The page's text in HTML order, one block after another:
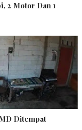
2 Motor Dan 1
Ditempat